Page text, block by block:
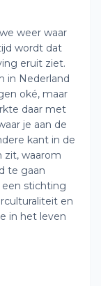
weer waar
wordt dat
eruit ziet.
in Nederland
oké, maar
daar met
je aan de
kant in de
zit, waarom
te gaan
een stichting
en
in het leven